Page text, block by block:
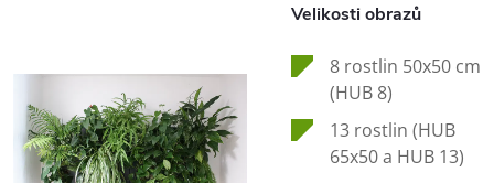
Velikosti obrazů
8 rostlin 50x50 cm
(HUB 8)
13 rostlin (HUB
65x50 a HUB 13)